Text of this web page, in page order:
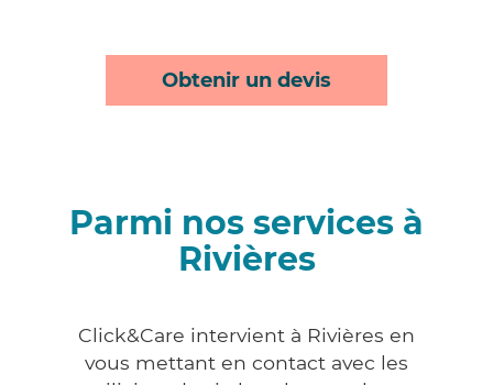
Obtenir un devis
Parmi nos services à
Rivières
Click&Care intervient à Rivières en
vous mettant en contact avec les